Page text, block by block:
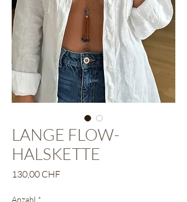
LANGE FLOW-
HALSKETTE
130,00 CHFPreis
Anzahl *